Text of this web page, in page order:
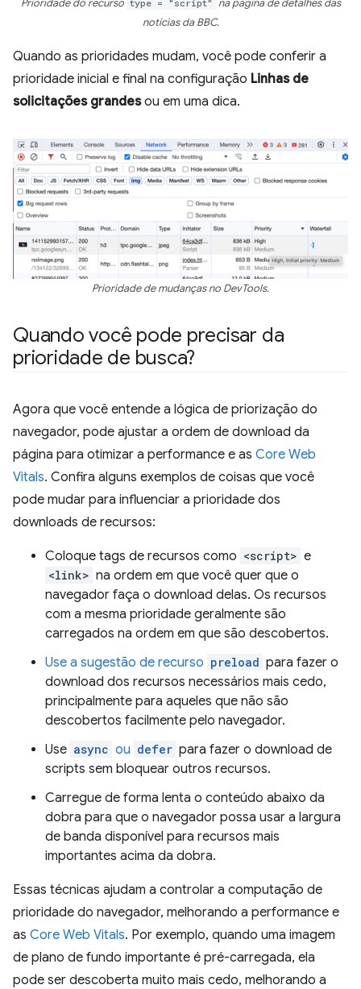
Prioridade do recurso type = "script"
na página de detalhes das
notícias da BBC.
Quando as prioridades mudam, você pode conferir a
prioridade inicial e final na configuração Linhas de
solicitações grandesou em uma dica.
Prioridade de mudanças no DevTools.
Quando você pode precisar da
prioridade de busca?
Agora que você entende a lógica de priorização do
navegador, pode ajustar a ordem de download da
página para otimizar a performance e as Core Web
Vitals. Confira alguns exemplos de coisas que você
pode mudar para influenciar a prioridade dos
downloads de recursos:
Coloque tags de recursos como <script> e
<link> na ordem em que você quer que o
navegador faça o download delas. Os recursos
com a mesma prioridade geralmente são
carregados na ordem em que são descobertos.
Use a sugestão de recurso preload para fazer o
download dos recursos necessários mais cedo,
principalmente para aqueles que não são
descobertos facilmente pelo navegador.
Use async ou defer para fazer o download de
scripts sem bloquear outros recursos.
Carregue de forma lenta o conteúdo abaixo da
dobra para que o navegador possa usar a largura
de banda disponível para recursos mais
importantes acima da dobra.
Essas técnicas ajudam a controlar a computação de
prioridade do navegador, melhorando a performance e
as Core Web Vitals. Por exemplo, quando uma imagem
de plano de fundo importante é pré-carregada, ela
pode ser descoberta muito mais cedo, melhorando a